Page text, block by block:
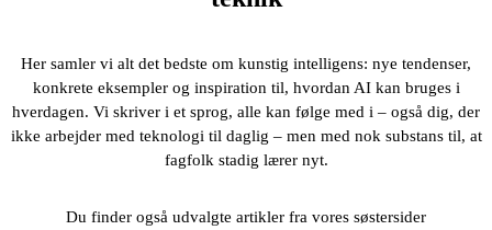
Her samler vi alt det bedste om kunstig intelligens: nye tendenser,
konkrete eksempler og inspiration til, hvordan AI kan bruges i
hverdagen. Vi skriver i et sprog, alle kan følge med i – også dig, der
ikke arbejder med teknologi til daglig – men med nok substans til, at
fagfolk stadig lærer nyt.
Du finder også udvalgte artikler fra vores søstersider